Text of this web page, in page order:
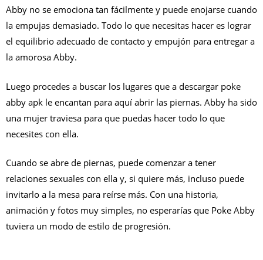
Abby no se emociona tan fácilmente y puede enojarse cuando
la empujas demasiado. Todo lo que necesitas hacer es lograr
el equilibrio adecuado de contacto y empujón para entregar a
la amorosa Abby.
Luego procedes a buscar los lugares que a descargar poke
abby apk le encantan para aquí abrir las piernas. Abby ha sido
una mujer traviesa para que puedas hacer todo lo que
necesites con ella.
Cuando se abre de piernas, puede comenzar a tener
relaciones sexuales con ella y, si quiere más, incluso puede
invitarlo a la mesa para reírse más. Con una historia,
animación y fotos muy simples, no esperarías que Poke Abby
tuviera un modo de estilo de progresión.